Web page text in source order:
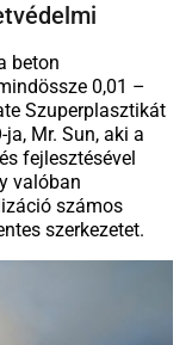
beton
0,01 –
Szuperplasztikát
Mr. Sun, aki a
fejlesztésével
valóban
számos
szerkezetet.